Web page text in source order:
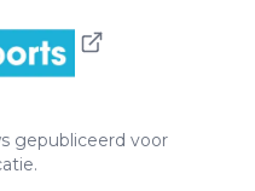
gepubliceerd voor